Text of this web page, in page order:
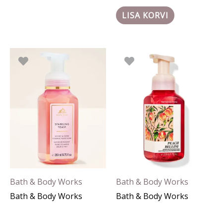
LISA KORVI
Bath & Body Works
Bath & Body Works
Bath & Body Works
Bath & Body Works